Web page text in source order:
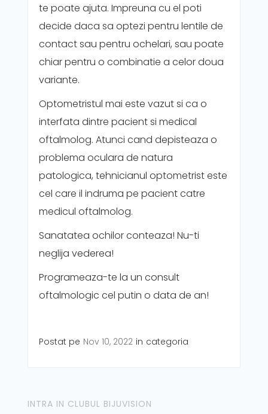
te poate ajuta. Impreuna cu el poti
decide daca sa optezi pentru lentile de
contact sau pentru ochelari, sau poate
chiar pentru o combinatie a celor doua
variante.
Optometristul mai este vazut si ca o
interfata dintre pacient si medical
oftalmolog. Atunci cand depisteaza o
problema oculara de natura
patologica, tehnicianul optometrist este
cel care il indruma pe pacient catre
medicul oftalmolog.
Sanatatea ochilor conteaza! Nu-ti
neglija vederea!
Programeaza-te la un consult
oftalmologic cel putin o data de an!
Postat pe Nov 10, 2022 in categoria
INTRA IN CLUBUL BIJUVISION